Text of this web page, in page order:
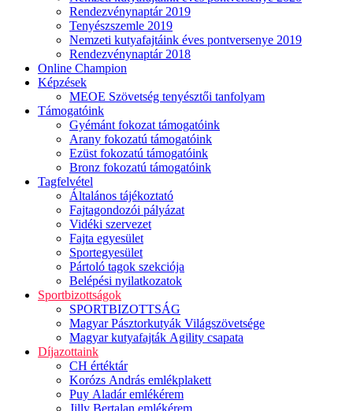
Rendezvénynaptár 2019
Tenyészszemle 2019
Nemzeti kutyafajtáink éves pontversenye 2019
Rendezvénynaptár 2018
Online Champion
Képzések
MEOE Szövetség tenyésztői tanfolyam
Támogatóink
Gyémánt fokozat támogatóink
Arany fokozatú támogatóink
Ezüst fokozatú támogatóink
Bronz fokozatú támogatóink
Tagfelvétel
Általános tájékoztató
Fajtagondozói pályázat
Vidéki szervezet
Fajta egyesület
Sportegyesület
Pártoló tagok szekciója
Belépési nyilatkozatok
Sportbizottságok
SPORTBIZOTTSÁG
Magyar Pásztorkutyák Világszövetsége
Magyar kutyafajták Agility csapata
Díjazottaink
CH értéktár
Korózs András emlékplakett
Puy Aladár emlékérem
Jilly Bertalan emlékérem